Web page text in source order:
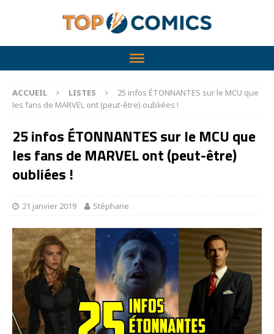
ACCUEIL LISTES
25 infos ÉTONNANTES sur le MCU que
les fans de MARVEL ont (peut-être) oubliées !
25 infos ÉTONNANTES sur le MCU que
les fans de MARVEL ont (peut-être)
oubliées !
21 janvier 2019 Stéphane